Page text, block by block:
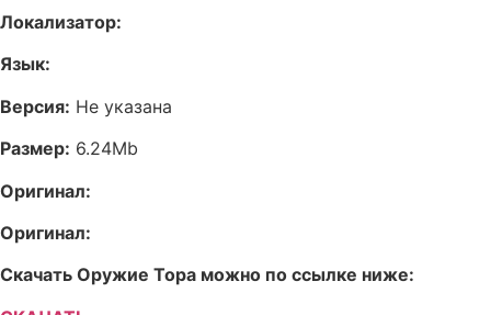
Локализатор:
Язык:
Версия: Не указана
Размер: 6.24Mb
Оригинал:
Оригинал:
Скачать Оружие Тора можно по ссылке ниже: